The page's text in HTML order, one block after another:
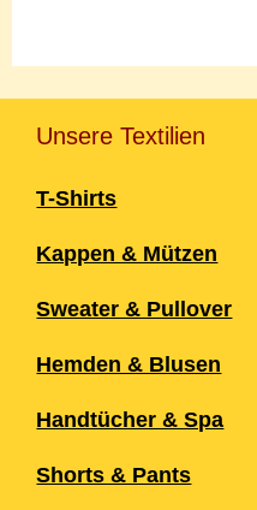
Unsere Textilien
T-Shirts
Kappen & Mützen
Sweater & Pullover
Hemden & Blusen
Handtücher & Spa
Shorts & Pants